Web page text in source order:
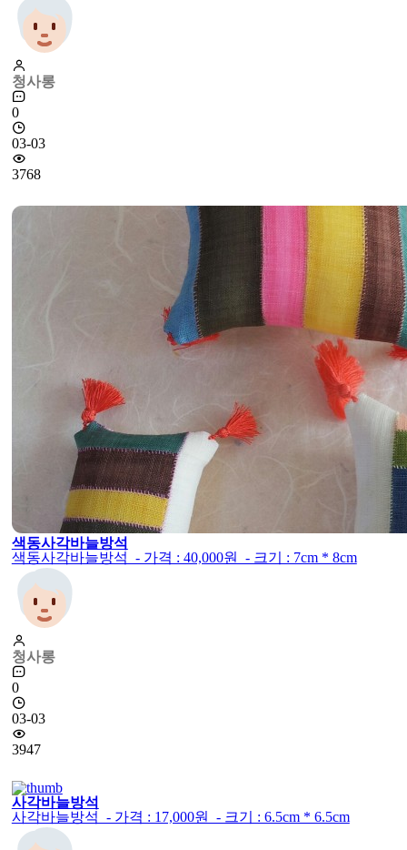
청사롱
0
03-03
3768
색동사각바늘방석
색동사각바늘방석 - 가격 : 40,000원 - 크기 : 7cm * 8cm
청사롱
0
03-03
3947
사각바늘방석
사각바늘방석 - 가격 : 17,000원 - 크기 : 6.5cm * 6.5cm